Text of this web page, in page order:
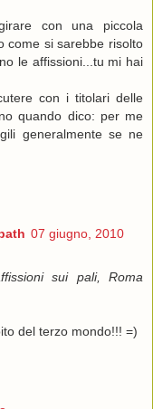
con una piccola
come si sarebbe risolto
le affissioni...tu mi hai
con i titolari delle
quando dico: per me
generalmente se ne
07 giugno, 2010
sui pali, Roma
del terzo mondo!!! =)